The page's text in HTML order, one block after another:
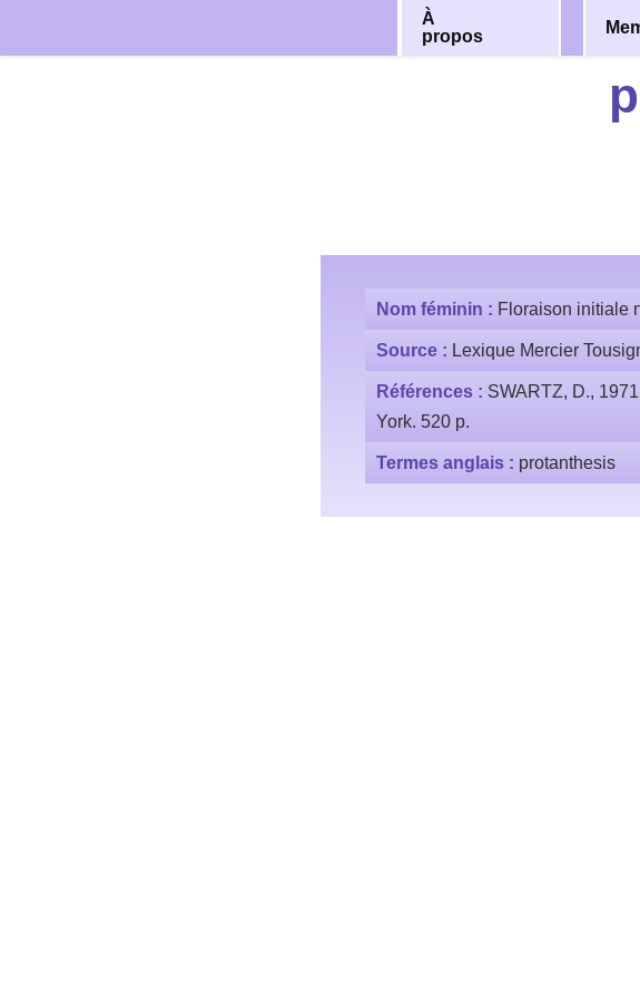
Aller
À
propos
Nom féminin : Floraison initiale
Source : Lexique Mercier
Références : SWARTZ, D.,
York. 520 p.
Termes anglais : protanthesis